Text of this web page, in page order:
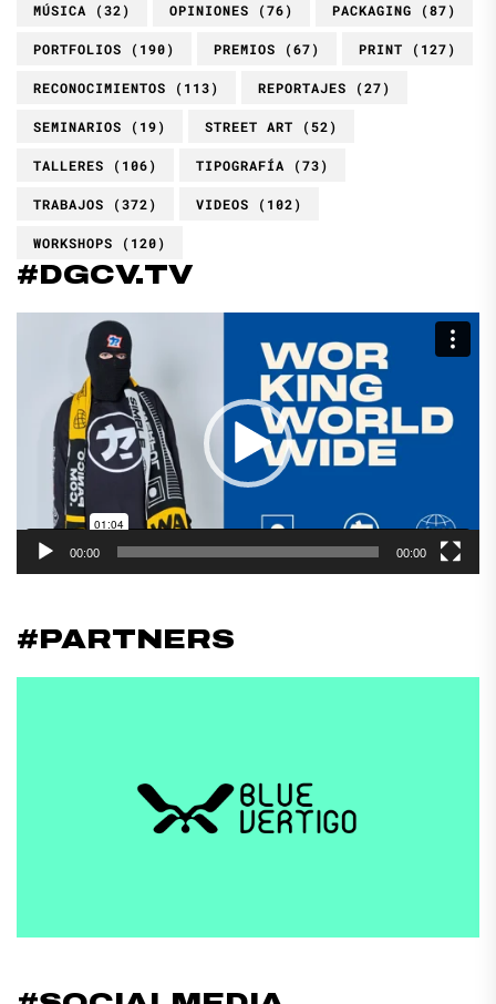
MÚSICA (32) OPINIONES (76) PACKAGING (87)
PORTFOLIOS (190) PREMIOS (67) PRINT (127)
RECONOCIMIENTOS (113) REPORTAJES (27)
SEMINARIOS (19) STREET ART (52)
TALLERES (106) TIPOGRAFÍA (73)
TRABAJOS (372) VIDEOS (102)
WORKSHOPS (120)
#DGCV.TV
Reproductor
vídeo
00:00 00:00
#PARTNERS